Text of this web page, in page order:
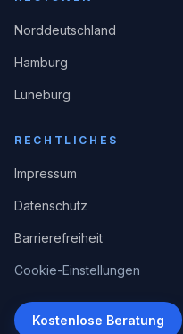
Norddeutschland
Hamburg
Lüneburg
RECHTLICHES
Impressum
Datenschutz
Barrierefreiheit
Cookie-Einstellungen
Kostenlose Beratung